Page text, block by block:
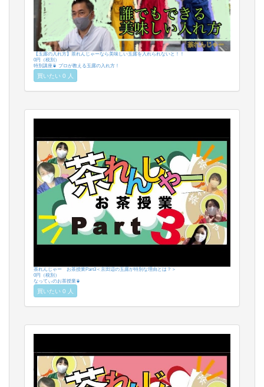
【玉露の入れ方】茶れんじゃーなら美味しい玉露を入れられないと！！
0円（税別）
特別講座🍵 プロが教える玉露の入れ方！
買いたい 0 人
茶れんじゃー お茶授業Part3＜京田辺の玉露が特別な理由とは？＞
0円（税別）
なってぃのお茶授業🍵
買いたい 0 人